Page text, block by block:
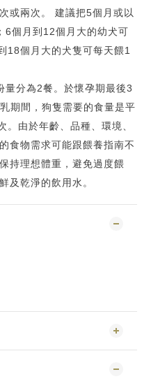
或兩次。 建議把5個月或以
6個月到12個月大的幼犬可
18個月大的犬隻可每天餵1
量分為2餐。於懷孕期最後3
期間，狗隻需要的食量是平
由於年齡、品種、環境、
食物需求可能跟餵養指南不
持理想體重，避免過度餵
及乾淨的飲用水。